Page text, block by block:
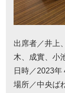
出席者／井上
木、成實、小
日時／2023
場所／中央ば